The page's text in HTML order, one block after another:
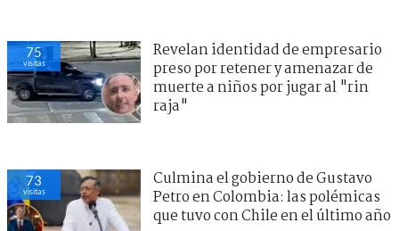
75
visitas
Revelan identidad de empresario
preso por retener y amenazar de
muerte a niños por jugar al "rin
raja"
73
visitas
Culmina el gobierno de Gustavo
Petro en Colombia: las polémicas
que tuvo con Chile en el último año